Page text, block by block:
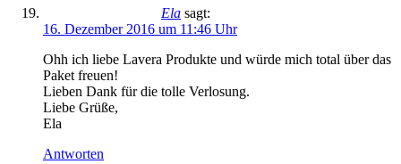
Ela sagt:
16. Dezember 2016 um 11:46 Uhr
Ohh ich liebe Lavera Produkte und würde mich total über das
Paket freuen!
Lieben Dank für die tolle Verlosung.
Liebe Grüße,
Ela
Antworten